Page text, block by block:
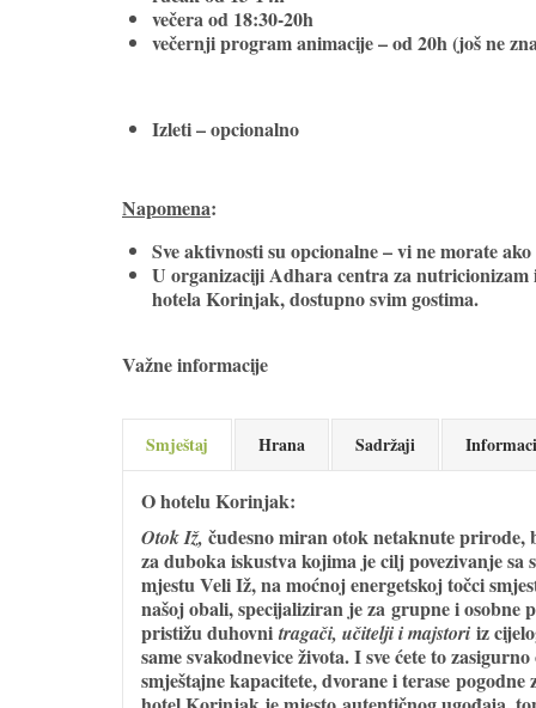
večera od 18:30-20h
večernji program animacije – od 20h (još ne
Izleti – opcionalno
Napomena:
Sve aktivnosti su opcionalne – vi ne morate
U organizaciji Adhara centra za nutricionizam
hotela Korinjak, dostupno svim gostima.
Važne informacije
Smještaj Hrana Sadržaji
O hotelu Korinjak:
Otok Iž, čudesno miran otok netaknute prirode,
za duboka iskustva kojima je cilj povezivanje
mjestu Veli Iž, na moćnoj energetskoj točci
našoj obali, specijaliziran je za grupne i osobne
pristižu duhovni tragači, učitelji i majstori iz
same svakodnevice života. I sve ćete to
smještajne kapacitete, dvorane i terase pogodne